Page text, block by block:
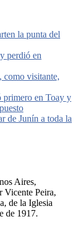
la punta del
perdió en
como visitante,
primero en Toay y
de Junín a toda la
Aires,
Vicente Peira,
de la Iglesia
de 1917.